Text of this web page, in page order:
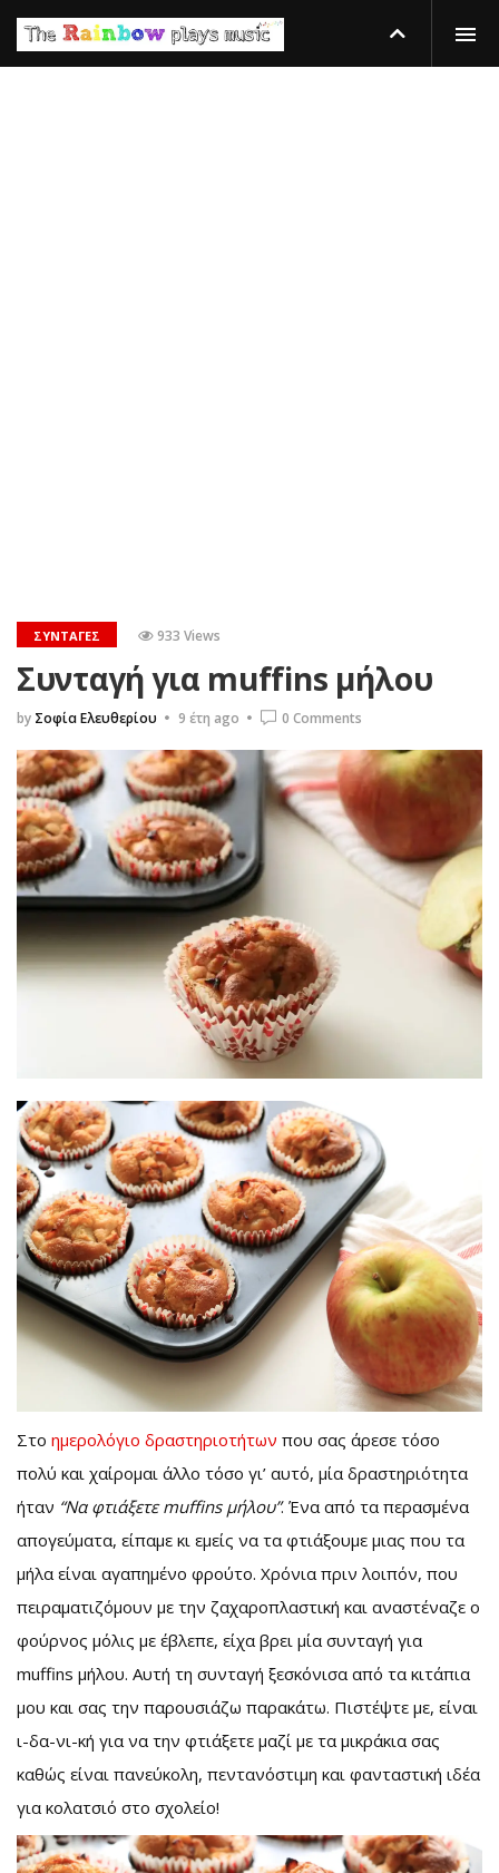
ΣΥΝΤΑΓΈΣ 933 Views
Συνταγή για muffins μήλου
by Σοφία Ελευθερίου 9 έτη ago 0 Comments
Στο ημερολόγιο δραστηριοτήτων που σας άρεσε τόσο
πολύ και χαίρομαι άλλο τόσο γι’ αυτό, μία δραστηριότητα
ήταν “Να φτιάξετε muffins μήλου”. Ένα από τα περασμένα
απογεύματα, είπαμε κι εμείς να τα φτιάξουμε μιας που τα
μήλα είναι αγαπημένο φρούτο. Χρόνια πριν λοιπόν, που
πειραματιζόμουν με την ζαχαροπλαστική και αναστέναζε ο
φούρνος μόλις με έβλεπε, είχα βρει μία συνταγή για
muffins μήλου. Αυτή τη συνταγή ξεσκόνισα από τα κιτάπια
μου και σας την παρουσιάζω παρακάτω. Πιστέψτε με, είναι
ι-δα-νι-κή για να την φτιάξετε μαζί με τα μικράκια σας
καθώς είναι πανεύκολη, πεντανόστιμη και φανταστική ιδέα
για κολατσιό στο σχολείο!